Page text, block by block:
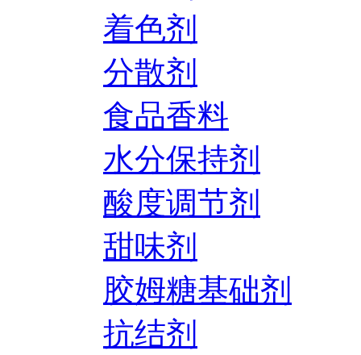
着色剂
分散剂
食品香料
水分保持剂
酸度调节剂
甜味剂
胶姆糖基础剂
抗结剂